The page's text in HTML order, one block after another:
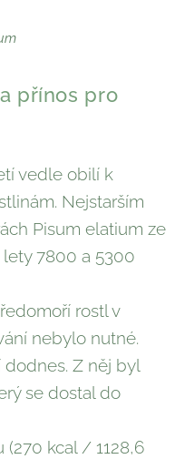
přínos pro
vedle obilí k
Nejstarším
Pisum elatium ze
7800 a 5300
rostl v
nebylo nutné.
dodnes. Z něj byl
se dostal do
(270 kcal / 1128,6